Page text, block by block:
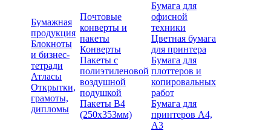
Бумажная
продукция
Блокноты
и бизнес-
тетради
Атласы
Открытки,
грамоты,
дипломы
Почтовые
конверты и
пакеты
Конверты
Пакеты с
полиэтиленовой
воздушной
подушкой
Пакеты В4
(250х353мм)
Бумага для
офисной
техники
Цветная бумага
для принтера
Бумага для
плоттеров и
копировальных
работ
Бумага для
принтеров А4,
А3